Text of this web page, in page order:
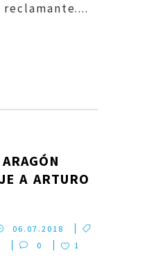
A ARTURO
06.07.2018
0
1